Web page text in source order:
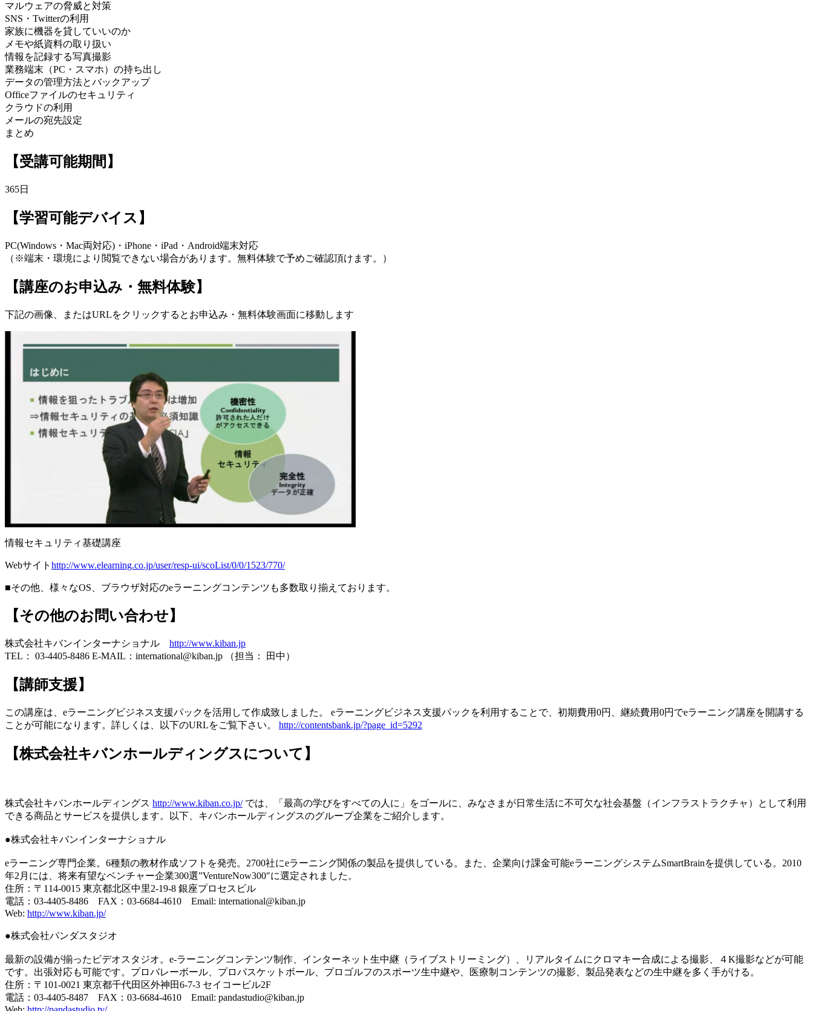
マルウェアの脅威と対策
SNS・Twitterの利用
家族に機器を貸していいのか
メモや紙資料の取り扱い
情報を記録する写真撮影
業務端末（PC・スマホ）の持ち出し
データの管理方法とバックアップ
Officeファイルのセキュリティ
クラウドの利用
メールの宛先設定
まとめ
【受講可能期間】
365日
【学習可能デバイス】
PC(Windows・Mac両対応)・iPhone・iPad・Android端末対応
（※端末・環境により閲覧できない場合があります。無料体験で予めご確認頂けます。）
【講座のお申込み・無料体験】
下記の画像、またはURLをクリックするとお申込み・無料体験画面に移動します
情報セキュリティ基礎講座
Webサイト http://www.elearning.co.jp/user/resp-ui/scoList/0/0/1523/770/
■その他、様々なOS、ブラウザ対応のeラーニングコンテンツも多数取り揃えております。
【その他のお問い合わせ】
株式会社キバンインターナショナル http://www.kiban.jp
TEL： 03-4405-8486 E-MAIL：international@kiban.jp （担当： 田中）
【講師支援】
この講座は、eラーニングビジネス支援パックを活用して作成致しました。 eラーニングビジネス支援パックを利用することで、初期費用0円、継続費用0円でeラーニング講座を開講する
ことが可能になります。詳しくは、以下のURLをご覧下さい。 http://contentsbank.jp/?page_id=5292
【株式会社キバンホールディングスについて】
株式会社キバンホールディングス http://www.kiban.co.jp/では、「最高の学びをすべての人に」をゴールに、みなさまが日常生活に不可欠な社会基盤（インフラストラクチャ）として利用
できる商品とサービスを提供します。以下、キバンホールディングスのグループ企業をご紹介します。
●株式会社キバンインターナショナル
eラーニング専門企業。6種類の教材作成ソフトを発売。2700社にeラーニング関係の製品を提供している。また、企業向け課金可能eラーニングシステムSmartBrainを提供している。2010
年2月には、将来有望なベンチャー企業300選”VentureNow300″に選定されました。
住所：〒114-0015 東京都北区中里2-19-8 銀座プロセスビル
電話：03-4405-8486 FAX：03-6684-4610 Email: international@kiban.jp
Web: http://www.kiban.jp/
●株式会社パンダスタジオ
最新の設備が揃ったビデオスタジオ。e-ラーニングコンテンツ制作、インターネット生中継（ライブストリーミング）、リアルタイムにクロマキー合成による撮影、４K撮影などが可能
です。出張対応も可能です。プロバレーボール、プロバスケットボール、プロゴルフのスポーツ生中継や、医療制コンテンツの撮影、製品発表などの生中継を多く手がける。
住所：〒101-0021 東京都千代田区外神田6-7-3 セイコービル2F
電話：03-4405-8487 FAX：03-6684-4610 Email: pandastudio@kiban.jp